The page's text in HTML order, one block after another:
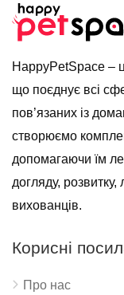
HappyPetSpace –
що поєднує всі
пов’язаних із
створюємо
допомагаючи їм
догляду,
вихованців.
Корисні
Про нас